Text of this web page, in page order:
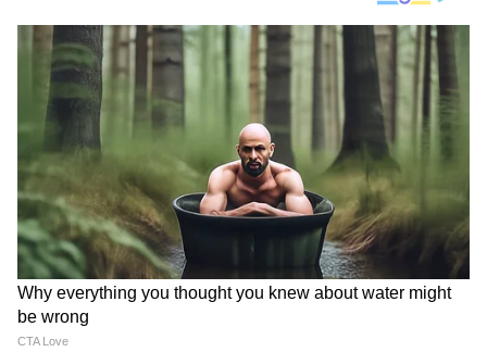
Related Articles
Yuva Shakti: যুবশক্তি প্রকল্পে বেকার ভাতা কবে?
বার্ধক্য ভাতা নিয়েও বড় আপডেট দিলেন শুভেন্দু
মোদীর ফ্রান্স সফর: ভারতের ডিএনএ-তেই উদ্ভাবন,
নিস শহরে বার্তা মোদীর AI for All
DOWNLOAD APP
RECOMMENDED STORIES